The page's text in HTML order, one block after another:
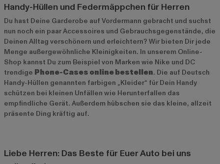
Handy-Hüllen und Federmäppchen für Herren
Du hast Deine Garderobe auf Vordermann gebracht und suchst
nun noch ein paarAccessoires und Gebrauchsgegenstände, die
Deinen Alltag verschönern und erleichtern? Wir bieten Dir jede
Menge außergewöhnliche Kleinigkeiten. In unserem Online-
Shop kannst Du zum Beispiel von Marken wie Nike und DC
trendige Phone-Cases online bestellen. Die auf Deutsch
Handy-Hüllen genannten farbigen „Kleider“ für Dein Handy
schützen bei kleinen Unfällen wie Herunterfallen das
empfindliche Gerät. Außerdem hübschen sie das kleine, allzeit
präsente Ding kräftig auf.
Liebe Herren: Das Beste für Euer Auto bei uns